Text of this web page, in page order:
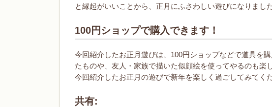
と縁起がいいことから、正月にふさわしい遊びになりまし
100円ショップで購入できます！
今回紹介したお正月遊びは、100円ショップなどで道具を
たものや、友人・家族で描いた似顔絵を使ってやるのも楽
今回紹介したお正月の遊びで新年を楽しく過ごしてみてく
共有: